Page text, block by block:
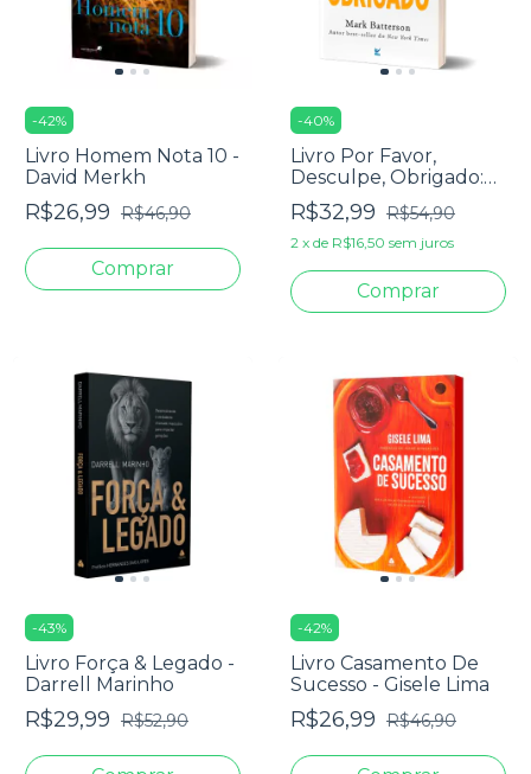
-42%
Livro Homem Nota 10 -
David Merkh
R$26,99 R$46,90
-40%
Livro Por Favor,
Desculpe, Obrigado:
Palavras Que Mudam
Tudo - Mark
Batterson
R$32,99 R$54,90
2 x de R$16,50 sem juros
-43%
Livro Força & Legado -
Darrell Marinho
R$29,99 R$52,90
-42%
Livro Casamento De
Sucesso - Gisele Lima
R$26,99 R$46,90